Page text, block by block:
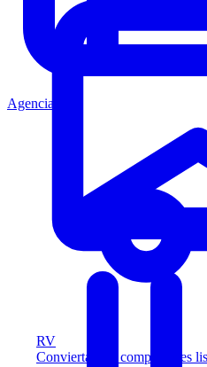
RV
Convierta más compradores
Agencia